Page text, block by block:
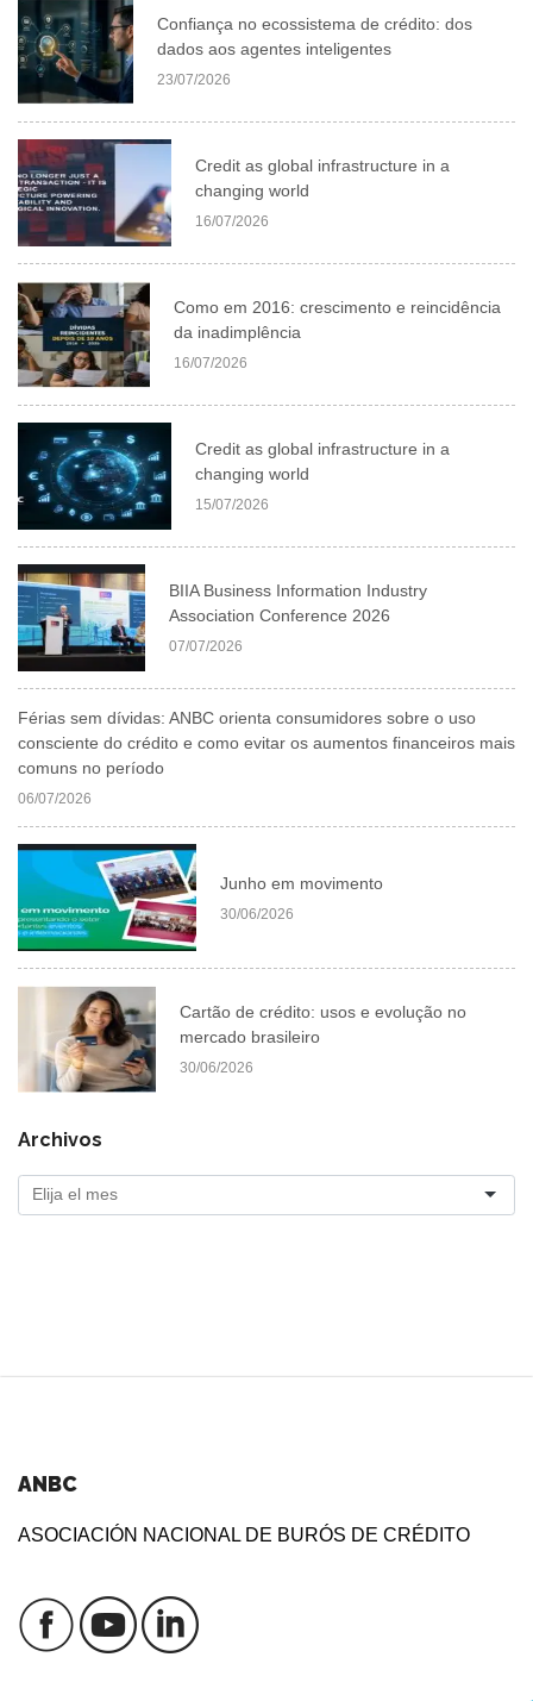
Confiança no ecossistema de crédito: dos
dados aos agentes inteligentes
23/07/2026
Credit as global infrastructure in a
changing world
16/07/2026
Como em 2016: crescimento e reincidência
da inadimplência
16/07/2026
Credit as global infrastructure in a
changing world
15/07/2026
BIIA Business Information Industry
Association Conference 2026
07/07/2026
Férias sem dívidas: ANBC orienta consumidores sobre o uso
consciente do crédito e como evitar os aumentos financeiros mais
comuns no período
06/07/2026
Junho em movimento
30/06/2026
Cartão de crédito: usos e evolução no
mercado brasileiro
30/06/2026
Archivos
ANBC
ASOCIACIÓN NACIONAL DE BURÓS DE CRÉDITO